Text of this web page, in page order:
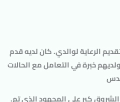
الرعاية لوالدي. كان لديه قدم
خبرة في التعامل مع الحالات
كير على المجهود الذي تم.